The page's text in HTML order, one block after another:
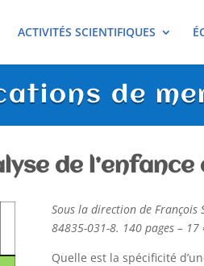
ACTIVITÉS SCIENTIFIQUES
de
de
Sous la direction de François
84835-031-8. 140 pages – 17
Quelle est la spécificité